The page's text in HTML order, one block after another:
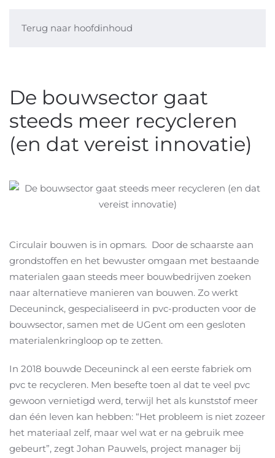
Terug naar hoofdinhoud
De bouwsector gaat
steeds meer recycleren
(en dat vereist innovatie)
Circulair bouwen is in opmars. Door de schaarste aan
grondstoffen en het bewuster omgaan met bestaande
materialen gaan steeds meer bouwbedrijven zoeken
naar alternatieve manieren van bouwen. Zo werkt
Deceuninck, gespecialiseerd in pvc-producten voor de
bouwsector, samen met de UGent om een gesloten
materialenkringloop op te zetten.
In 2018 bouwde Deceuninck al een eerste fabriek om
pvc te recycleren. Men besefte toen al dat te veel pvc
gewoon vernietigd werd, terwijl het als kunststof meer
dan één leven kan hebben: “Het probleem is niet zozeer
het materiaal zelf, maar wel wat er na gebruik mee
gebeurt”, zegt Johan Pauwels, project manager bij